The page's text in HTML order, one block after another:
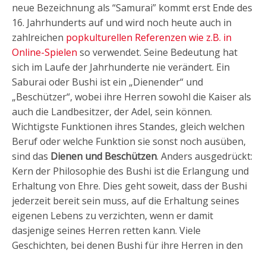
neue Bezeichnung als “Samurai” kommt erst Ende des
16. Jahrhunderts auf und wird noch heute auch in
zahlreichen popkulturellen Referenzen wie z.B. in
Online-Spielen so verwendet. Seine Bedeutung hat
sich im Laufe der Jahrhunderte nie verändert. Ein
Saburai oder Bushi ist ein „Dienender“ und
„Beschützer“, wobei ihre Herren sowohl die Kaiser als
auch die Landbesitzer, der Adel, sein können.
Wichtigste Funktionen ihres Standes, gleich welchen
Beruf oder welche Funktion sie sonst noch ausüben,
sind das Dienen und Beschützen. Anders ausgedrückt:
Kern der Philosophie des Bushi ist die Erlangung und
Erhaltung von Ehre. Dies geht soweit, dass der Bushi
jederzeit bereit sein muss, auf die Erhaltung seines
eigenen Lebens zu verzichten, wenn er damit
dasjenige seines Herren retten kann. Viele
Geschichten, bei denen Bushi für ihre Herren in den